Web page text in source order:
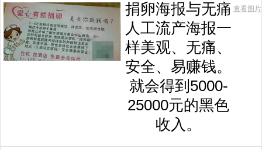
捐卵海报与无痛
人工流产海报一
样美观、无痛、
安全、易赚钱。
就会得到5000-
25000元的黑色
收入。
查看图片